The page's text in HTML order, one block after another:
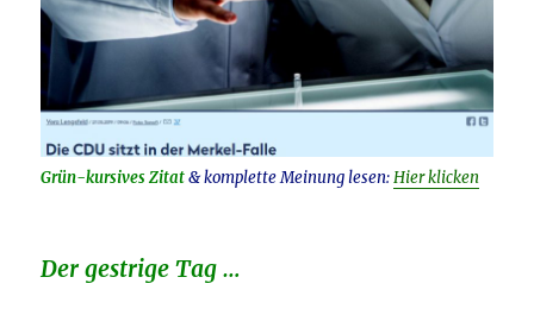
Grün-kursives Zitat& komplette Meinung lesen:Hier klicken
Der gestrige Tag …